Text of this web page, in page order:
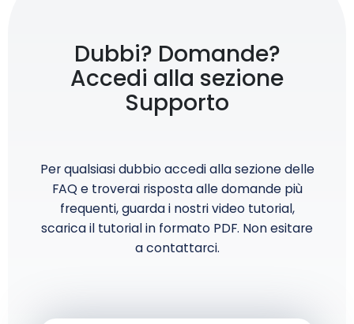
Dubbi? Domande?
Accedi alla sezione
Supporto
Per qualsiasi dubbio accedi alla sezione delle
FAQ e troverai risposta alle domande più
frequenti, guarda i nostri video tutorial,
scarica il tutorial in formato PDF. Non esitare
a contattarci.